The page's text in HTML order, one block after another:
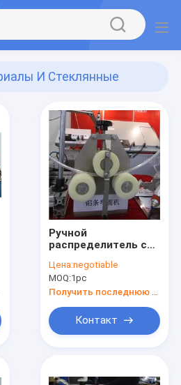
И Стеклянные
Ручной
распределитель с
Цена:negotiable
MOQ:1pc
Контакт